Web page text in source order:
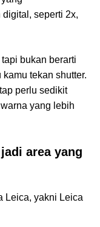
seperti 2x,
bukan berarti
tekan shutter.
perlu sedikit
yang lebih
area yang
Leica, yakni Leica